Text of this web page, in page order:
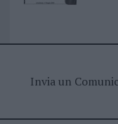
Invia un